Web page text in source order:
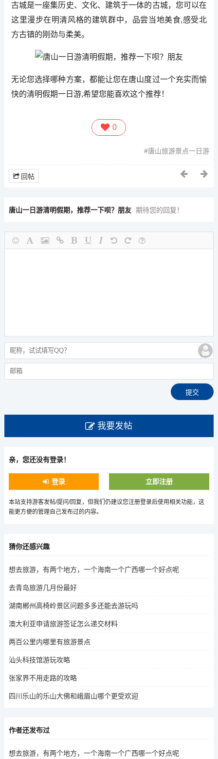
古城是一座集历史、文化、建筑于一体的古城，您可以在
这里漫步在明清风格的建筑群中，品尝当地美食,感受北
方古镇的刚劲与柔美。
无论您选择哪种方案，都能让您在唐山度过一个充实而愉
快的清明假期一日游,希望您能喜欢这个推荐！
0
唐山旅游景点一日游
回帖
唐山一日游清明假期，推荐一下呗？朋友 期待您的回复！
我要发帖
亲，您还没有登录！
登录 立即注册
本站支持游客发帖/提问/回复，但我们仍建议您注册登录后使用相关功能，这
能更方便的管理自己发布过的内容。
猜你还感兴趣
想去旅游，有两个地方，一个海南一个广西哪一个好点呢
去青岛旅游几月份最好
湖南郴州高椅岭景区问题多多还能去游玩吗
澳大利亚申请旅游签证怎么递交材料
两百公里内哪里有旅游景点
汕头科技馆游玩攻略
张家界不用走路的攻略
四川乐山的乐山大佛和峨眉山哪个更受欢迎
作者还发布过
想去旅游，有两个地方，一个海南一个广西哪一个好点呢